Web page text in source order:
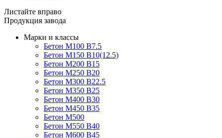
Листайте вправо
Продукция завода
Марки и классы
Бетон М100 В7.5
Бетон М150 В10(12.5)
Бетон М200 В15
Бетон М250 В20
Бетон М300 В22.5
Бетон М350 В25
Бетон М400 В30
Бетон М450 В35
Бетон М500
Бетон М550 В40
Бетон М600 В45